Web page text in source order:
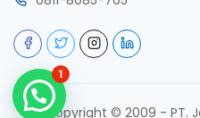
copyright © 2009 - PT.
1